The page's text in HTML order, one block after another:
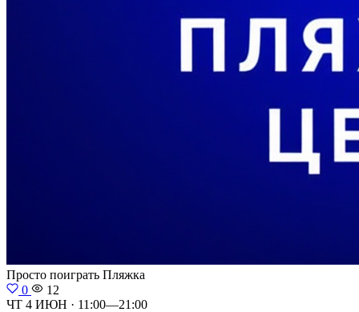
Просто поиграть Пляжка
0
12
ЧТ 4 ИЮН · 11:00—21:00